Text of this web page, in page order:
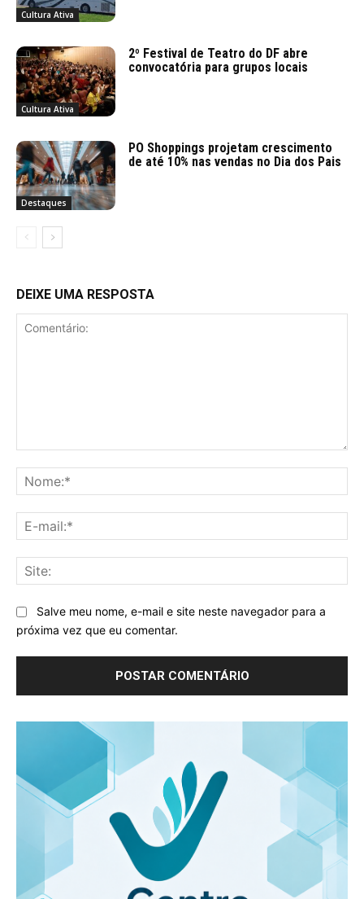
Cultura Ativa
Cultura Ativa
2º Festival de Teatro do DF abre
convocatória para grupos locais
Destaques
PO Shoppings projetam crescimento
de até 10% nas vendas no Dia dos Pais
DEIXE UMA RESPOSTA
Salve meu nome, e-mail e site neste navegador para a
próxima vez que eu comentar.